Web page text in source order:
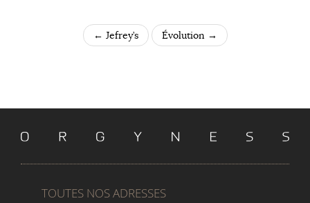
POST NAVIGATION
← Jefrey’s Évolution →
TOUTES NOS ADRESSES